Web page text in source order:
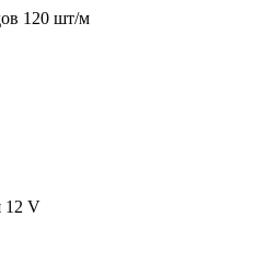
120 шт/м
12 V